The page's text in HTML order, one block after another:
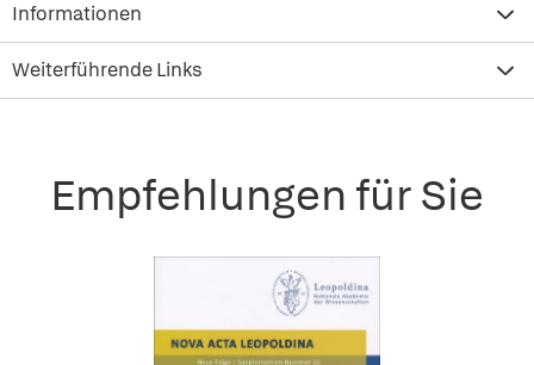
Informationen
Weiterführende Links
Empfehlungen für Sie